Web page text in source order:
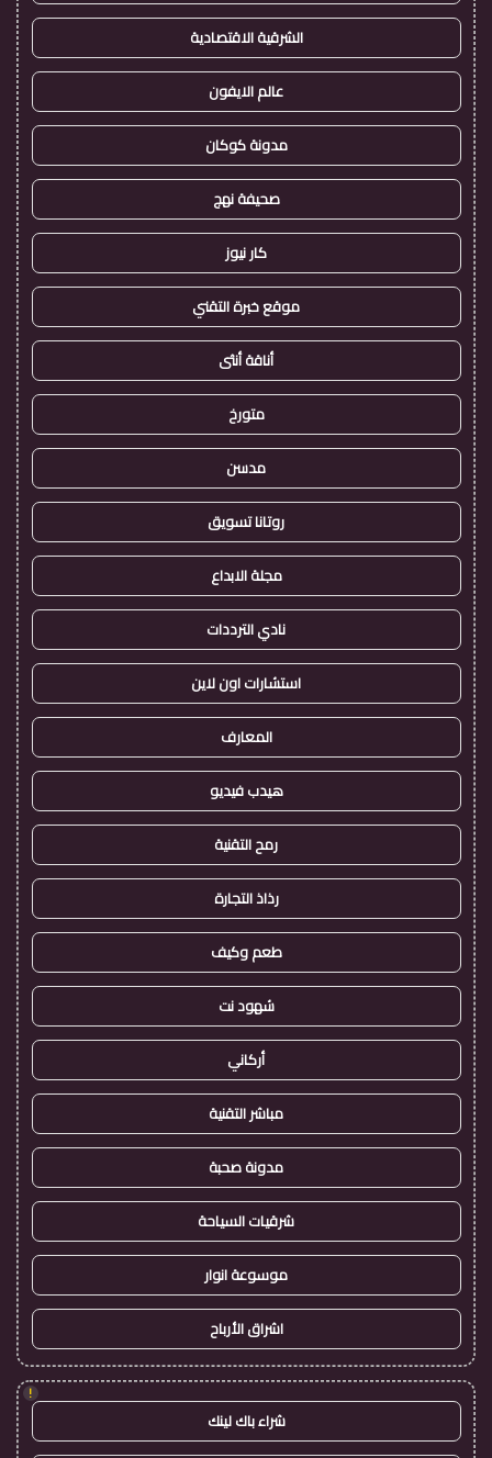
الشرقية الاقتصادية
عالم الايفون
مدونة كوكان
صحيفة نهج
كار نيوز
موقع خبرة التقني
أناقة أنثى
متورخ
مدسن
روتانا تسويق
مجلة الابداع
نادي الترددات
استشارات اون لاين
المعارف
هيدب فيديو
رمح التقنية
رذاذ التجارة
طعم وكيف
شهود نت
أركاني
مباشر التقنية
مدونة صحبة
شرقيات السياحة
موسوعة انوار
اشراق الأرباح
!
شراء باك لينك